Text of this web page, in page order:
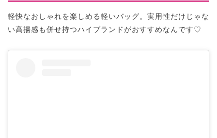
軽快なおしゃれを楽しめる軽いバッグ。実用性だけじゃな
い高揚感も併せ持つハイブランドがおすすめなんです♡